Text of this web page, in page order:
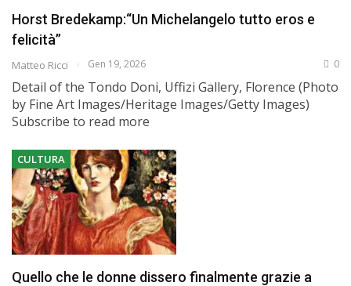
Horst Bredekamp:“Un Michelangelo tutto eros e
felicità”
Matteo Ricci Gen 19, 2026 0
Detail of the Tondo Doni, Uffizi Gallery, Florence (Photo
by Fine Art Images/Heritage Images/Getty Images)
Subscribe to read more
CULTURA
Quello che le donne dissero finalmente grazie a